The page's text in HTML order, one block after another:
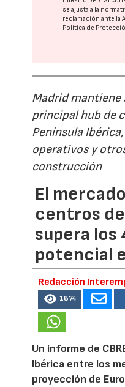
se ajusta a la
reclamación ante la
Política de
Madrid
principal hub de
Península
operativos y
construcción
El
centros
supera los
potencial
Redacción
1874
Un informe de
Ibérica entre los
proyección de